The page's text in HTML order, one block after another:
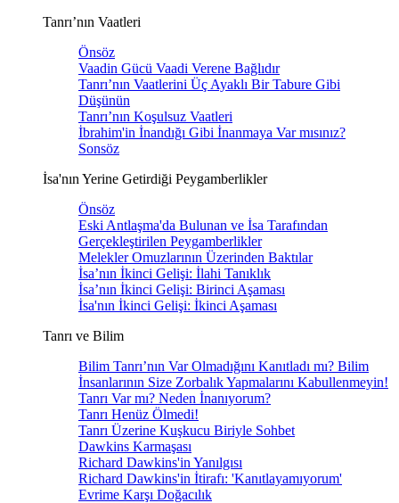
Tanrı’nın Vaatleri
Önsöz
Vaadin Gücü Vaadi Verene Bağlıdır
Tanrı’nın Vaatlerini Üç Ayaklı Bir Tabure Gibi
Düşünün
Tanrı’nın Koşulsuz Vaatleri
İbrahim'in İnandığı Gibi İnanmaya Var mısınız?
Sonsöz
İsa'nın Yerine Getirdiği Peygamberlikler
Önsöz
Eski Antlaşma'da Bulunan ve İsa Tarafından
Gerçekleştirilen Peygamberlikler
Melekler Omuzlarının Üzerinden Baktılar
İsa’nın İkinci Gelişi: İlahi Tanıklık
İsa’nın İkinci Gelişi: Birinci Aşaması
İsa'nın İkinci Gelişi: İkinci Aşaması
Tanrı ve Bilim
Bilim Tanrı’nın Var Olmadığını Kanıtladı mı? Bilim
İnsanlarının Size Zorbalık Yapmalarını Kabullenmeyin!
Tanrı Var mı? Neden İnanıyorum?
Tanrı Henüz Ölmedi!
Tanrı Üzerine Kuşkucu Biriyle Sohbet
Dawkins Karmaşası
Richard Dawkins'in Yanılgısı
Richard Dawkins'in İtirafı: 'Kanıtlayamıyorum'
Evrime Karşı Doğacılık